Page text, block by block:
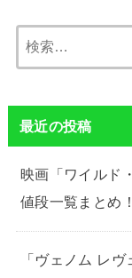
最近の投稿
映画「ワイルド
値段一覧まとめ
「ヴェノム レ